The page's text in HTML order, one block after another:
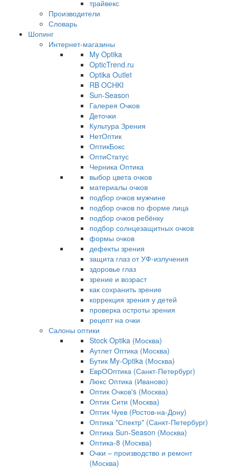
трайвекс
Производители
Словарь
Шопинг
Интернет-магазины
My Optika
OpticTrend.ru
Optika Outlet
RB OCHKI
Sun-Season
Галерея Очков
Деточки
Культура Зрения
НетОптик
ОптикБокс
ОптиСтатус
Черника Оптика
выбор цвета очков
материалы очков
подбор очков мужчине
подбор очков по форме лица
подбор очков ребёнку
подбор солнцезащитных очков
формы очков
дефекты зрения
защита глаз от УФ-излучения
здоровье глаз
зрение и возраст
как сохранить зрение
коррекция зрения у детей
проверка остроты зрения
рецепт на очки
Салоны оптики
Stock Optika (Москва)
Аутлет Оптика (Москва)
Бутик My-Optika (Москва)
ЕврООптика (Санкт-Петербург)
Люкс Оптика (Иваново)
Оптик Очков's (Москва)
Оптик Сити (Москва)
Оптик Чуев (Ростов-на-Дону)
Оптика "Спектр" (Санкт-Петербург)
Оптика Sun-Season (Москва)
Оптика-8 (Москва)
Очки – производство и ремонт
(Москва)